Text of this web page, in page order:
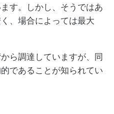
す。しかし、そうではあ
、場合によっては最大
ら調達していますが、同
であることが知られてい